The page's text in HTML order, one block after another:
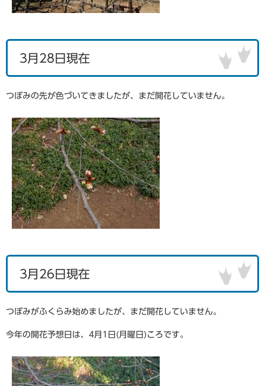
3月28日現在
つぼみの先が色づいてきましたが、まだ開花していません。
3月26日現在
つぼみがふくらみ始めましたが、まだ開花していません。
今年の開花予想日は、4月1日(月曜日)ころです。